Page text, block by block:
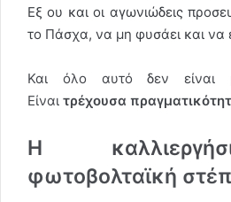
Εξ ου και οι αγωνιώδεις
το Πάσχα, να μη φυσάει και να
Και όλο αυτό δεν είναι
Είναι τρέχουσα
Η
φωτοβολταϊκή